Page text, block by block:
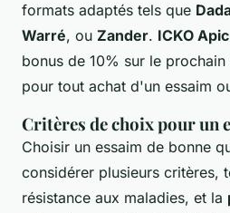
formats adaptés tels que
Warré, ou Zander. ICKO
bonus de 10% sur le
pour tout achat d'un essaim
Critères de choix pour un
Choisir un essaim de bonne
considérer plusieurs critères,
résistance aux maladies, et la